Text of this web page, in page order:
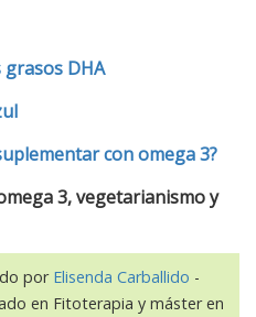
DHA
con omega 3?
3, vegetarianismo y
por Elisenda Carballido -
en Fitoterapia y máster en